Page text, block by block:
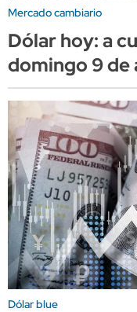
Mercado cambiario
Dólar hoy: a
domingo 9 de
Dólar blue